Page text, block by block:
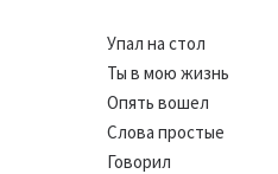
Упал на стол
Ты в мою жизнь
Опять вошел
Слова простые
Говорил